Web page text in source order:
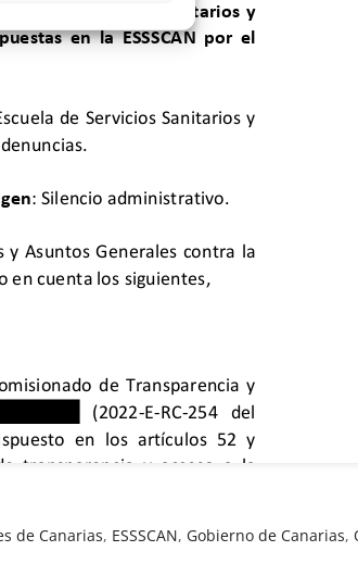
de Canarias, ESSSCAN, Gobierno de Canarias,